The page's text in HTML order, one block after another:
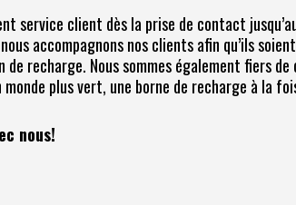
service client dès la prise de contact
accompagnons nos clients afin qu’ils soient
recharge. Nous sommes également fiers
plus vert, une borne de recharge à la
nous!